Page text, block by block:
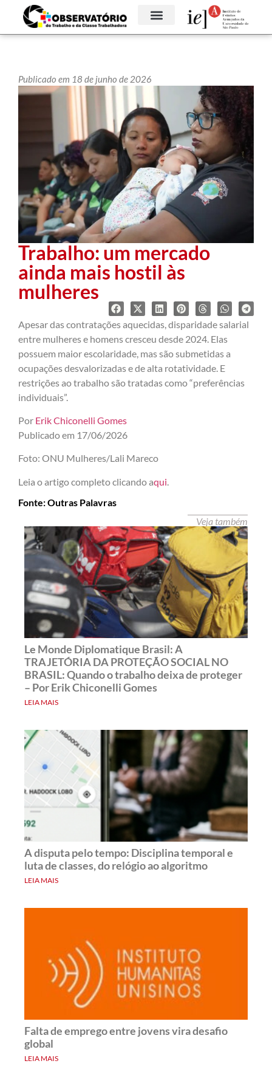
Publicado em 18 de junho de 2026
Trabalho: um mercado
ainda mais hostil às
mulheres
Apesar das contratações aquecidas, disparidade salarial
entre mulheres e homens cresceu desde 2024. Elas
possuem maior escolaridade, mas são submetidas a
ocupações desvalorizadas e de alta rotatividade. E
restrições ao trabalho são tratadas como “preferências
individuais”.
Por Erik Chiconelli Gomes
Publicado em 17/06/2026
Foto: ONU Mulheres/Lali Mareco
Leia o artigo completo clicando aqui.
Fonte: Outras Palavras
Veja também
Le Monde Diplomatique Brasil: A
TRAJETÓRIA DA PROTEÇÃO SOCIAL NO
BRASIL: Quando o trabalho deixa de proteger
– Por Erik Chiconelli Gomes
LEIA MAIS
A disputa pelo tempo: Disciplina temporal e
luta de classes, do relógio ao algoritmo
LEIA MAIS
Falta de emprego entre jovens vira desafio
global
LEIA MAIS